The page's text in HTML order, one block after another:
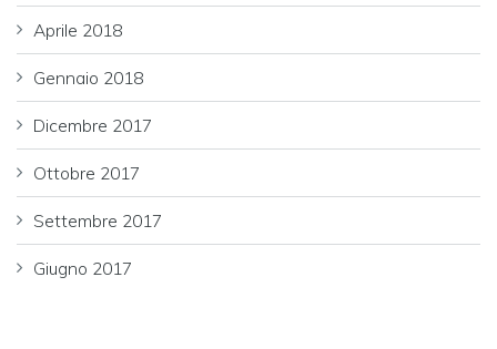
Aprile 2018
Gennaio 2018
Dicembre 2017
Ottobre 2017
Settembre 2017
Giugno 2017